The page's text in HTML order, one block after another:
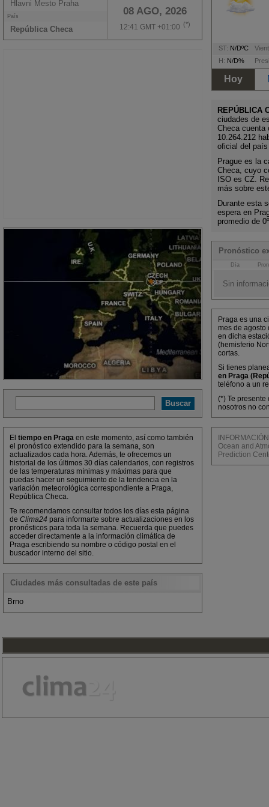
08 AGO, 2026
12:41 GMT +01:00 (*)
Hlavni Mesto Praha
País
República Checa
El tiempo en Praga en este momento, así como también
el pronóstico extendido para la semana, son
actualizados cada hora. Además, te ofrecemos un
historial de los últimos 30 días calendarios, con registros
de las temperaturas mínimas y máximas para que
puedas hacer un seguimiento de la tendencia en la
variación meteorológica correspondiente a Praga,
República Checa.
Te recomendamos consultar todos los días esta página
de Clima24 para informarte sobre actualizaciones en los
pronósticos para toda la semana. Recuerda que puedes
acceder directamente a la información climática de
Praga escribiendo su nombre o código postal en el
buscador interno del sitio.
Ciudades más consultadas de este país
Brno
ST: N/DºC
H: N/D%
Hoy
REPÚBLICA
ciudades de
Checa cuenta
10.264.212
oficial del
Prague es la
Checa, cuyo
ISO es CZ.
más sobre
Durante esta
espera en
promedio de
Pronóstico
Día
Sin
Praga es una
mes de
en dicha
(hemisferio
cortas.
Si tienes
en Praga
teléfono a un
(*) Te
nosotros no
Ocean and
Prediction